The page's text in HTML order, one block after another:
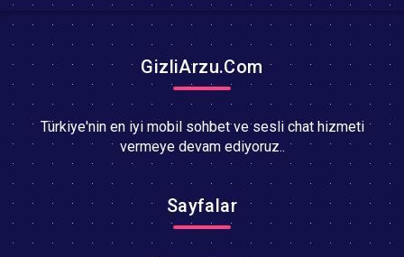
GizliArzu.Com
Türkiye'nin en iyi mobil sohbet ve sesli chat hizmeti
vermeye devam ediyoruz..
Sayfalar